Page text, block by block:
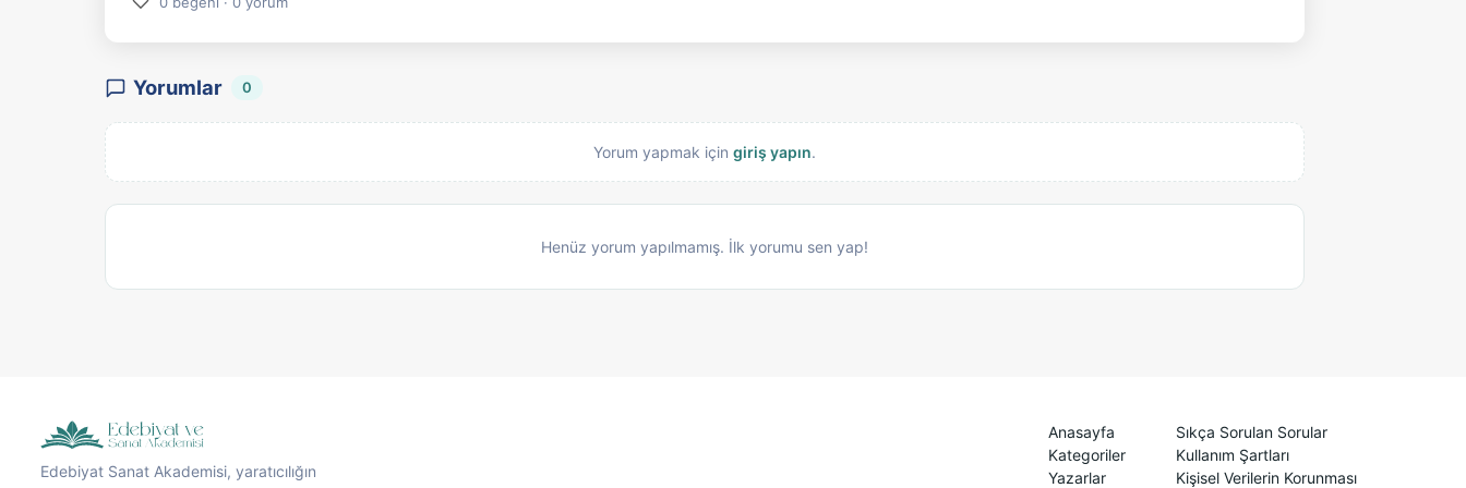
Yorumlar 0
Yorum yapmak için giriş yapın.
Henüz yorum yapılmamış. İlk yorumu sen yap!
Edebiyat Sanat Akademisi, yaratıcılığın
Anasayfa
Kategoriler
Yazarlar
Sıkça Sorulan Sorular
Kullanım Şartları
Kişisel Verilerin Korunması